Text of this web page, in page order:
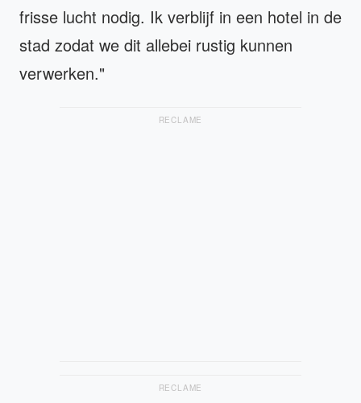
frisse lucht nodig. Ik verblijf in een hotel in de
stad zodat we dit allebei rustig kunnen
verwerken."
RECLAME
RECLAME